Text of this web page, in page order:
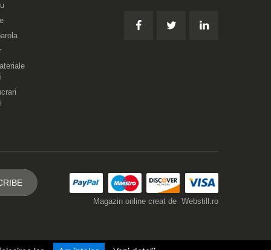
Magazin online creat de Webstill.ro